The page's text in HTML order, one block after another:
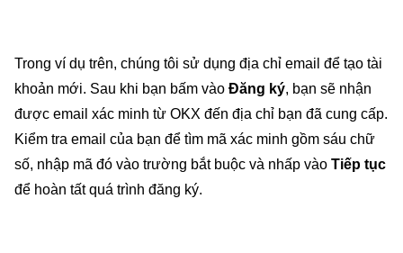
Trong ví dụ trên, chúng tôi sử dụng địa chỉ email để tạo tài
khoản mới. Sau khi bạn bấm vào Đăng ký, bạn sẽ nhận
được email xác minh từ OKX đến địa chỉ bạn đã cung cấp.
Kiểm tra email của bạn để tìm mã xác minh gồm sáu chữ
số, nhập mã đó vào trường bắt buộc và nhấp vào Tiếp tục
để hoàn tất quá trình đăng ký.